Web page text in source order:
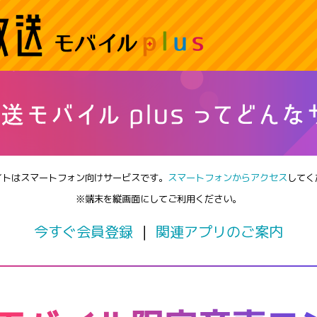
はスマートフォン向けサービスです。 スマートフォンからアクセスして
※端末を縦画面にしてご利用ください。
今すぐ会員登録 ｜ 関連アプリのご案内